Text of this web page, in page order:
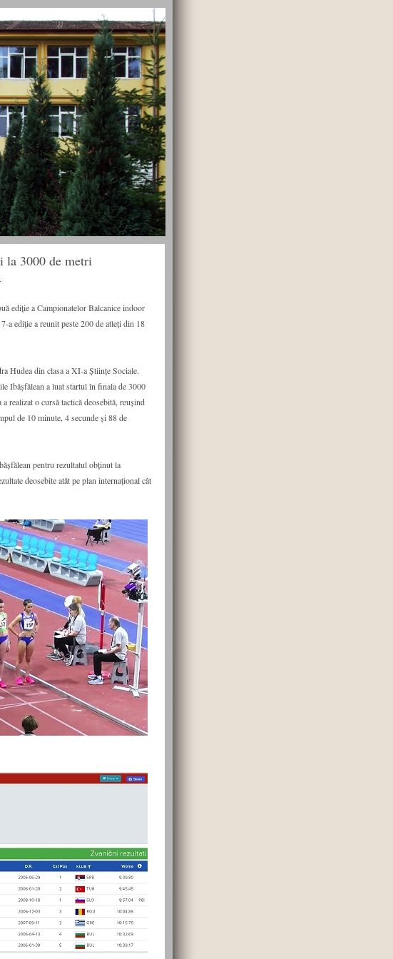
la 3000 de metri
ediție a Campionatelor Balcanice indoor
a ediție a reunit peste 200 de atleți din 18
Hudea din clasa a XI-a Științe Sociale.
Ibășfălean a luat startul în finala de 3000
realizat o cursă tactică deosebită, reușind
de 10 minute, 4 secunde și 88 de
pentru rezultatul obținut la
deosebite atât pe plan internațional cât